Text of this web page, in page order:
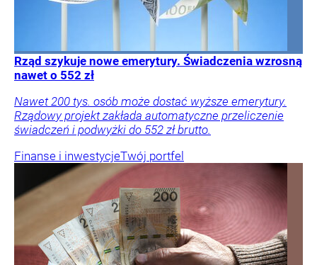
Rząd szykuje nowe emerytury. Świadczenia wzrosną
nawet o 552 zł
Nawet 200 tys. osób może dostać wyższe emerytury.
Rządowy projekt zakłada automatyczne przeliczenie
świadczeń i podwyżki do 552 zł brutto.
Finanse i inwestycjeTwój portfel